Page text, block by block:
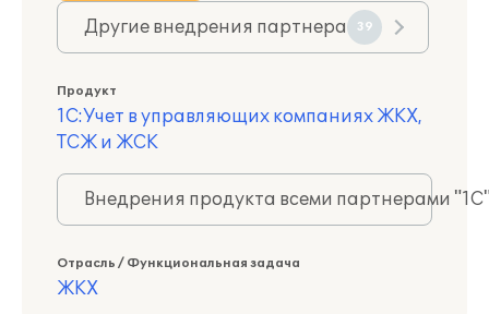
Другие внедрения партнера 39
Продукт
1С:Учет в управляющих компаниях ЖКХ,
ТСЖ и ЖСК
Внедрения продукта всеми партнерами
Отрасль / Функциональная задача
ЖКХ